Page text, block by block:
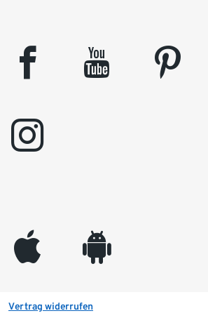
facebook youtube pinterest
instagram
appleinc android
Vertrag widerrufen